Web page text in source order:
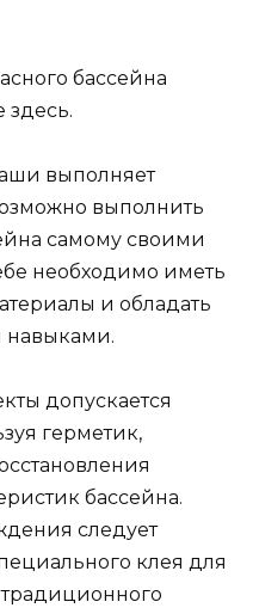
бассейна
здесь.
выполняет
выполнить
самому своими
необходимо иметь
и обладать
навыками.
допускается
герметик,
бассейна.
следует
клея для